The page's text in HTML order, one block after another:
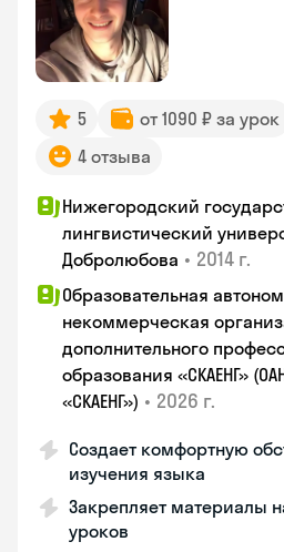
5 от 1090 ₽ за урок
4 отзыва
Нижегородский
лингвистический
Добролюбова • 2014 г.
Образовательная
некоммерческая
дополнительного
образования «СКАЕНГ»
«СКАЕНГ») • 2026 г.
Создает комфортную
изучения языка
Закрепляет материалы
уроков